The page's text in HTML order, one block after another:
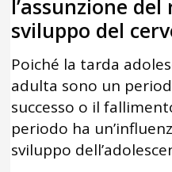
l’assunzione
sviluppo del
Poiché la tarda
adulta sono un
successo o il
periodo ha
sviluppo